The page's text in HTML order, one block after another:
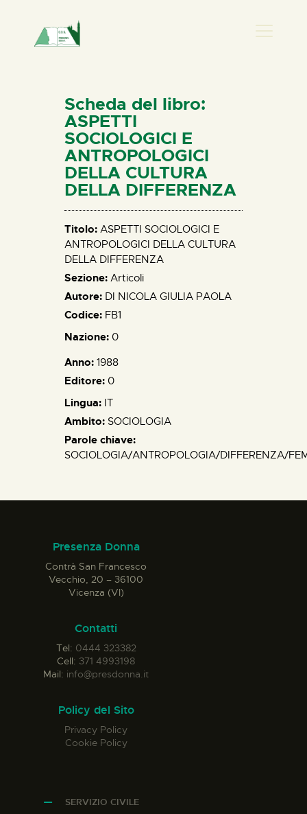
HOME
CHI SIAMO
NEWS
PERCORSI
BIBLIOTECA
CONTATTI
Scheda del libro:
ASPETTI
SOCIOLOGICI E
ANTROPOLOGICI
DELLA CULTURA
DELLA DIFFERENZA
Titolo: ASPETTI SOCIOLOGICI E
ANTROPOLOGICI DELLA CULTURA
DELLA DIFFERENZA
Sezione: Articoli
Autore: DI NICOLA GIULIA PAOLA
Codice: FB1
Nazione: 0
Anno: 1988
Editore: 0
Lingua: IT
Ambito: SOCIOLOGIA
Parole chiave:
SOCIOLOGIA/ANTROPOLOGIA/DIFFERENZA/
Presenza Donna
Contrà San Francesco
Vecchio, 20 – 36100
Vicenza (VI)
Contatti
Tel: 0444 323382
Cell: 371 4993198
Mail: info@presdonna.it
Policy del Sito
Privacy Policy
Cookie Policy
SERVIZIO CIVILE